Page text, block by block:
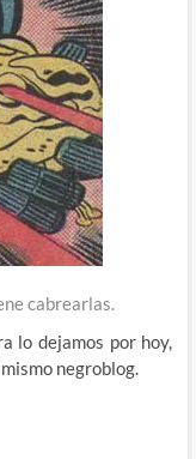
cabrearlas.
lo dejamos por hoy,
negroblog.